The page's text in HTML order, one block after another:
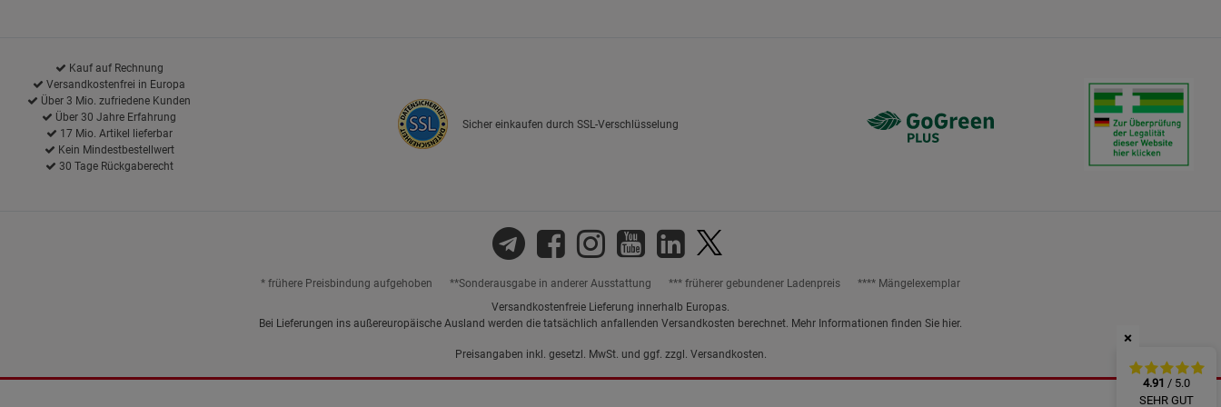
×
4.91 / 5.0
SEHR GUT
Kauf auf Rechnung
Versandkostenfrei in Europa
Über 3 Mio. zufriedene Kunden
Über 30 Jahre Erfahrung
17 Mio. Artikel lieferbar
Kein Mindestbestellwert
30 Tage Rückgaberecht
Sicher einkaufen durch SSL-Verschlüsselung
* frühere Preisbindung aufgehoben **Sonderausgabe in anderer Ausstattung *** früherer gebundener Ladenpreis
**** Mängelexemplar
Versandkostenfreie Lieferung innerhalb Europas.
Bei Lieferungen ins außereuropäische Ausland werden die tatsächlich anfallenden Versandkosten berechnet. Mehr Informationen finden Sie hier.
Preisangaben inkl. gesetzl. MwSt. und ggf. zzgl. Versandkosten.